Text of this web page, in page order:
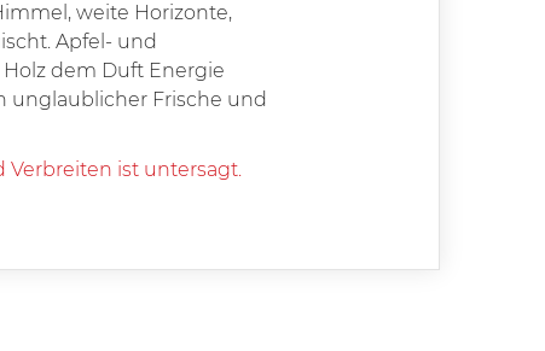
weite Horizonte,
Apfel- und
dem Duft Energie
unglaublicher Frische und
Verbreiten ist untersagt.